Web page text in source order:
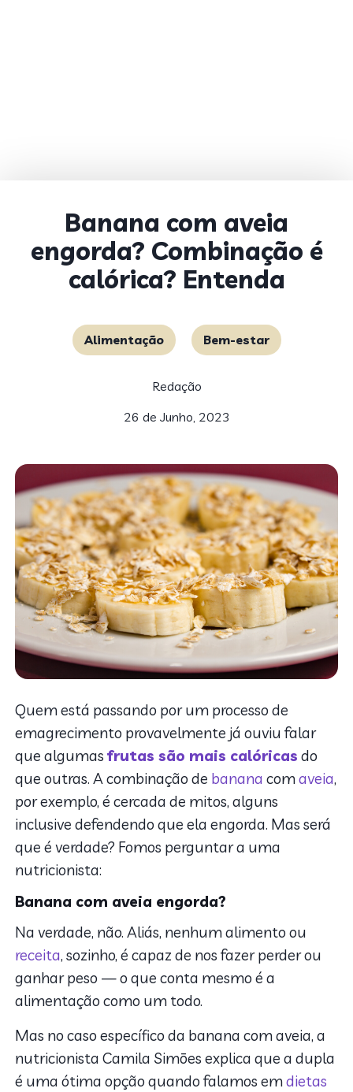
Banana com aveia
engorda? Combinação é
calórica? Entenda
Alimentação Bem-estar
Redação
26 de Junho, 2023
Quem está passando por um processo de
emagrecimento provavelmente já ouviu falar
que algumasfrutas são mais calóricas do
que outras. A combinação de banana comaveia,
por exemplo, é cercada de mitos, alguns
inclusive defendendo que ela engorda. Mas será
que é verdade? Fomos perguntar a uma
nutricionista:
Banana com aveia engorda?
Na verdade, não. Aliás, nenhum alimento ou
receita, sozinho, é capaz de nos fazer perder ou
ganhar peso — o que conta mesmo é a
alimentação como um todo.
Mas no caso específico da banana com aveia, a
nutricionista Camila Simōes explica que a dupla
é uma ótima opção quando falamos emdietas